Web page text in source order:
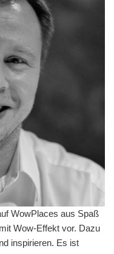
WowPlaces aus Spaß
Wow-Effekt vor. Dazu
inspirieren. Es ist